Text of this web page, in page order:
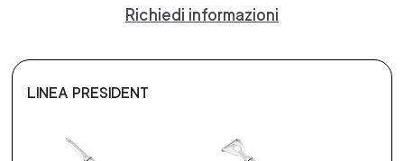
Richiedi informazioni
LINEA PRESIDENT